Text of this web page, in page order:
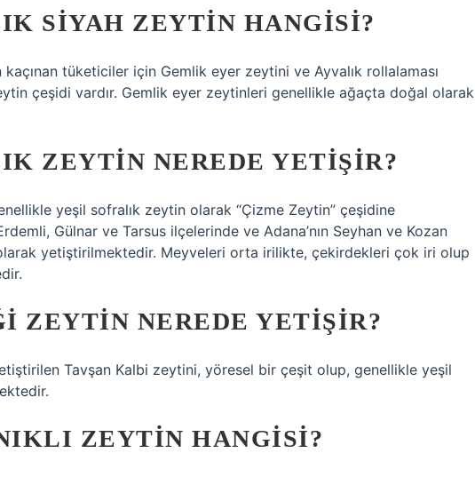
SIYAH ZEYTIN HANGISI?
kaçınan tüketiciler için Gemlik eyer zeytini ve Ayvalık rollalaması
çeşidi vardır. Gemlik eyer zeytinleri genellikle ağaçta doğal olarak
ZEYTIN NEREDE YETIŞIR?
yeşil sofralık zeytin olarak “Çizme Zeytin” çeşidine
Gülnar ve Tarsus ilçelerinde ve Adana’nın Seyhan ve Kozan
yetiştirilmektedir. Meyveleri orta irilikte, çekirdekleri çok iri olup
ZEYTIN NEREDE YETIŞIR?
Tavşan Kalbi zeytini, yöresel bir çeşit olup, genellikle yeşil
ZEYTIN HANGISI?